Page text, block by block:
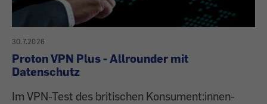
30.7.2026
Proton VPN Plus - Allrounder mit
Datenschutz
Im VPN-Test des britischen Konsument:innen-